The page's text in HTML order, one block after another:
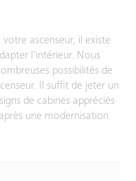
ascenseur, il existe
l'intérieur. Nous
possibilités de
Il suffit de jeter un
de cabines appréciés
une modernisation